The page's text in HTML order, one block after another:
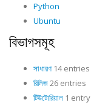
Python
Ubuntu
বিভাগসমূহ
সাধারণ 14 entries
রিলিজ26 entries
টিউটোরিয়াল 1 entry